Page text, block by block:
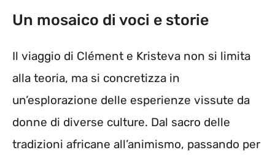
Un mosaico di voci e storie
Il viaggio di Clément e Kristeva non si limita
alla teoria, ma si concretizza in
un’esplorazione delle esperienze vissute da
donne di diverse culture. Dal sacro delle
tradizioni africane all’animismo, passando per